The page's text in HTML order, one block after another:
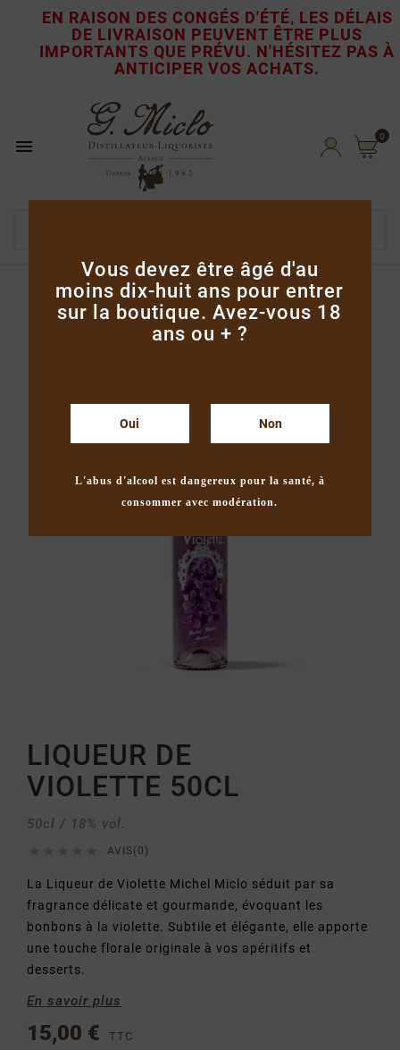
Vous devez être âgé d'au
moins dix-huit ans pour entrer
sur la boutique. Avez-vous 18
ans ou + ?
Oui Non
L'abus d'alcool est dangereux pour la santé, à
consommer avec modération.
EN RAISON DES CONGÉS D'ÉTÉ, LES DÉLAIS
DE LIVRAISON PEUVENT ÊTRE PLUS
IMPORTANTS QUE PRÉVU. N'HÉSITEZ PAS À
ANTICIPER VOS ACHATS.
 0
Accueil
Apéritifs, crèmes & liqueurs
Liqueur de Violette 50cl
LIQUEUR DE
VIOLETTE 50CL
50cl / 18% vol.
AVIS(0)
La Liqueur de Violette Michel Miclo séduit par sa
fragrance délicate et gourmande, évoquant les
bonbons à la violette. Subtile et élégante, elle apporte
une touche florale originale à vos apéritifs et
desserts.
En savoir plus
15,00 € TTC